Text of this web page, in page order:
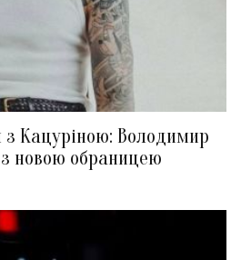
з Кацуріною: Володимир
новою обраницею